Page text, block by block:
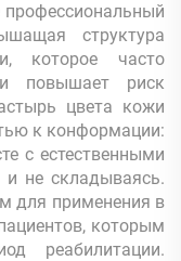
профессиональный
структура
которое часто
повышает риск
цвета кожи
к конформации:
с естественными
и не складываясь.
для применения в
которым
реабилитации.